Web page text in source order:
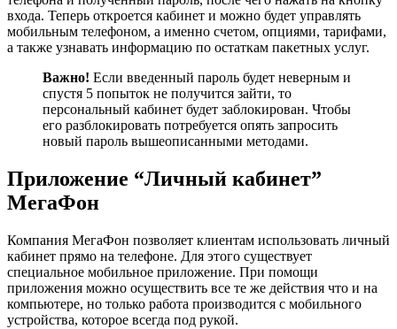
входа. Теперь откроется кабинет и можно будет управлять
мобильным телефоном, а именно счетом, опциями, тарифами,
а также узнавать информацию по остаткам пакетных услуг.
Важно! Если введенный пароль будет неверным и
спустя 5 попыток не получится зайти, то
персональный кабинет будет заблокирован. Чтобы
его разблокировать потребуется опять запросить
новый пароль вышеописанными методами.
Приложение “Личный кабинет”
МегаФон
Компания МегаФон позволяет клиентам использовать личный
кабинет прямо на телефоне. Для этого существует
специальное мобильное приложение. При помощи
приложения можно осуществить все те же действия что и на
компьютере, но только работа производится с мобильного
устройства, которое всегда под рукой.